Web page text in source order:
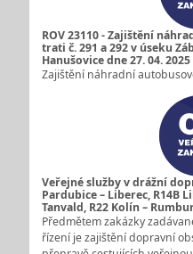
ROV 23110 - Zajištění
trati č. 291 a 292 v úseku
Hanušovice dne 27. 04. 2025
Zajištění náhradní
Veřejné služby v drážní
Pardubice – Liberec, R14B
Tanvald, R22 Kolín –
Předmětem zakázky
řízení je zajištění dopravní